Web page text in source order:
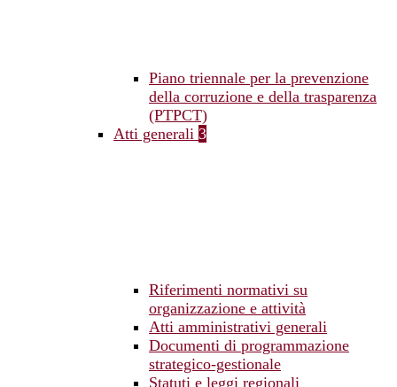
Piano triennale per la prevenzione
della corruzione e della trasparenza
(PTPCT)
Atti generali 3
Riferimenti normativi su
organizzazione e attività
Atti amministrativi generali
Documenti di programmazione
strategico-gestionale
Statuti e leggi regionali